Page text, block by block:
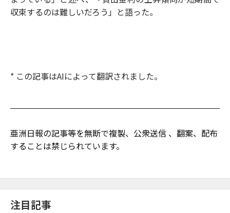
収束するのは難しいだろう」と語った。
* この記事はAIによって翻訳されました。
亜洲日報の記事等を無断で複製、公衆送信 、翻案、配布
することは禁じられています。
注目記事